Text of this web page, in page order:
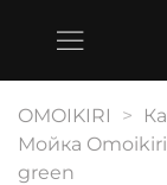
OMOIKIRI
Мойка
green